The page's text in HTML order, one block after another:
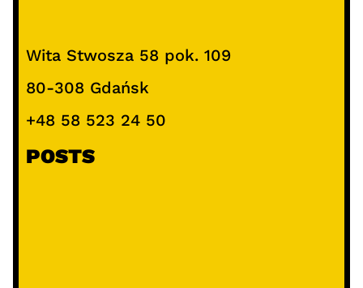
Wita Stwosza 58 pok. 109
80-308 Gdańsk
+48 58 523 24 50
POSTS